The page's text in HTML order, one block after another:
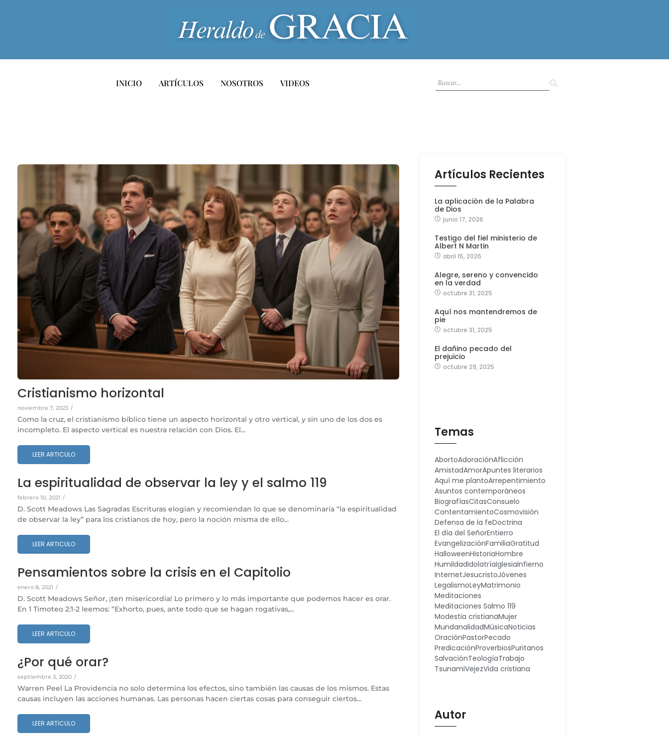
INICIO ARTÍCULOS NOSOTROS VIDEOS
Cristianismo horizontal
noviembre 7, 2023 /
Como la cruz, el cristianismo bíblico tiene un aspecto horizontal y otro vertical, y sin uno de los dos es
incompleto. El aspecto vertical es nuestra relación con Dios. El...
LEER ARTICULO
La espiritualidad de observar la ley y el salmo 119
febrero 10, 2021 /
D. Scott Meadows Las Sagradas Escrituras elogian y recomiendan lo que se denominaría “la espiritualidad
de observar la ley” para los cristianos de hoy, pero la noción misma de ello...
LEER ARTICULO
Pensamientos sobre la crisis en el Capitolio
enero 8, 2021 /
D. Scott Meadows Señor, ¡ten misericordia! Lo primero y lo más importante que podemos hacer es orar.
En 1 Timoteo 2:1-2 leemos: “Exhorto, pues, ante todo que se hagan rogativas,...
LEER ARTICULO
¿Por qué orar?
septiembre 3, 2020 /
Warren Peel La Providencia no solo determina los efectos, sino también las causas de los mismos. Estas
causas incluyen las acciones humanas. Las personas hacen ciertas cosas para conseguir ciertos...
LEER ARTICULO
Artículos Recientes
La aplicación de la Palabra
de Dios
junio 17, 2026
Testigo del fiel ministerio de
Albert N Martin
abril 15, 2026
Alegre, sereno y convencido
en la verdad
octubre 31, 2025
Aquí nos mantendremos de
pie
octubre 31, 2025
El dañino pecado del
prejuicio
octubre 29, 2025
Temas
AbortoAdoraciónAflicción
AmistadAmorApuntes literarios
Aquí me plantoArrepentimiento
Asuntos contemporáneos
BiografíasCitasConsuelo
ContentamientoCosmovisión
Defensa de la feDoctrina
El día del SeñorEntierro
EvangelizaciónFamiliaGratitud
HalloweenHistoriaHombre
HumildadIdolatríaIglesiaInfierno
InternetJesucristoJóvenes
LegalismoLeyMatrimonio
Meditaciones
Meditaciones Salmo 119
Modestia cristianaMujer
MundanalidadMúsicaNoticias
OraciónPastorPecado
PredicaciónProverbiosPuritanos
SalvaciónTeologíaTrabajo
TsunamiVejezVida cristiana
Autor